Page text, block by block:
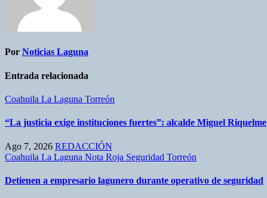
Por Noticias Laguna
Entrada relacionada
Coahuila La Laguna Torreón
“La justicia exige instituciones fuertes”: alcalde Miguel Riquelme
Ago 7, 2026 REDACCIÓN
Coahuila La Laguna Nota Roja Seguridad Torreón
Detienen a empresario lagunero durante operativo de seguridad